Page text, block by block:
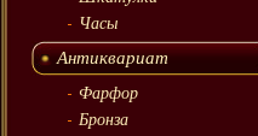
Часы
Антиквариат
Фарфор
Бронза